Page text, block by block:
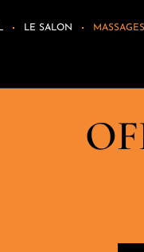
LE SALON MASSAGES